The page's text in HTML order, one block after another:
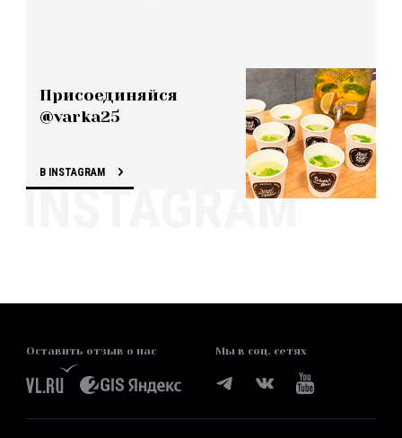
Присоединяйся
@varka25
В INSTAGRAM
Оставить отзыв о нас Мы в соц. сетях